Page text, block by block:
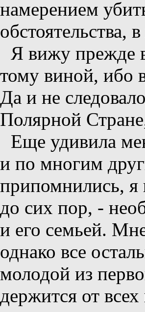
намерением
обстоятельства,
Я вижу прежде
тому виной, ибо
Да и не
Полярной
Еще удивила
и по многим
припомнились, я
до сих пор, -
и его семьей.
однако все
молодой из
держится от